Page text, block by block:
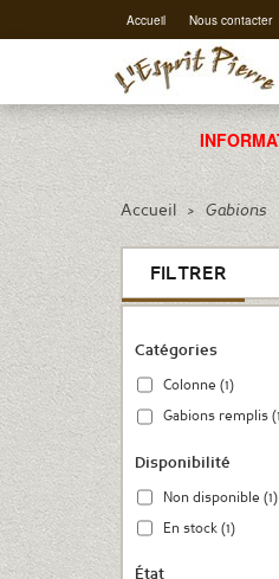
Accueil Nous contacter
Accueil > Gabions
FILTRER
Catégories
Colonne (1)
Gabions remplis
Disponibilité
Non disponible (1)
En stock (1)
État